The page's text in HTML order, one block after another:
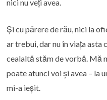
nici nu veți avea.
Și cu părere de rău, nici la
ar trebui, dar nu în viața asta
cealaltă stăm de vorbă. Mă
poate atunci voi și avea – la
mi-a ieșit.